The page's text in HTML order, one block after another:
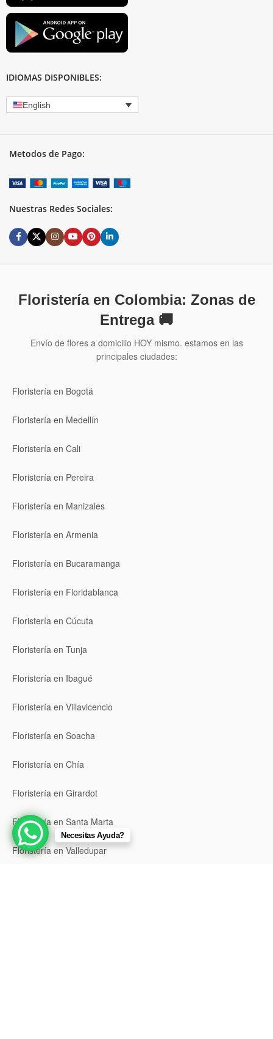
IDIOMAS DISPONIBLES:
English
Metodos de Pago:
Nuestras Redes Sociales:
Floristería en Colombia: Zonas de
Entrega 🚚
Envío de flores a domicilio HOY mismo. estamos en las
principales ciudades:
Floristería en Bogotá
Floristería en Medellín
Floristería en Cali
Floristería en Pereira
Floristería en Manizales
Floristería en Armenia
Floristería en Bucaramanga
Floristería en Floridablanca
Floristería en Cúcuta
Floristería en Tunja
Floristería en Ibagué
Floristería en Villavicencio
Floristería en Soacha
Floristería en Chía
Floristería en Girardot
Floristería en Santa Marta
Floristería en Valledupar
Necesitas Ayuda?